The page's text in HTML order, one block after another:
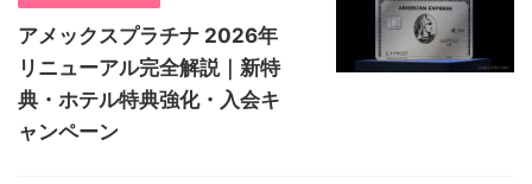
アメックスプラチナ 2026年
リニューアル完全解説｜新特
典・ホテル特典強化・入会キ
ャンペーン